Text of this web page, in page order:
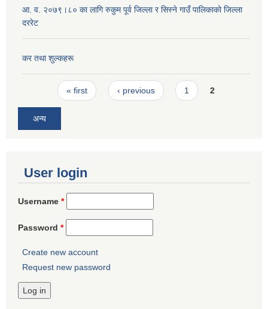
आ. व. २०७९।८० का लागि रुकुम पूर्व जिल्ला र सिस्ने गाउँ पालिकाको जिल्ला
दररेट
कर तथा शुल्कहरू
Pages« first ‹ previous 1 2
अन्य
User login
Username *
Password *
Create new account
Request new password